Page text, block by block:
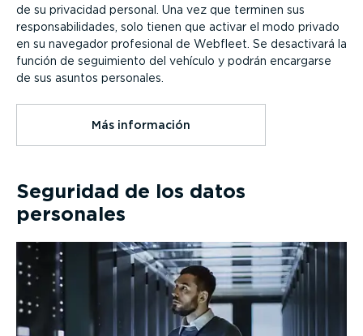
de su privacidad personal. Una vez que terminen sus
respon­sa­bi­li­dades, solo tienen que activar el modo privado
en su navegador profesional de Webfleet. Se desactivará la
función de seguimiento del vehículo y podrán encargarse
de sus asuntos personales.
Más información
Seguridad de los datos
personales